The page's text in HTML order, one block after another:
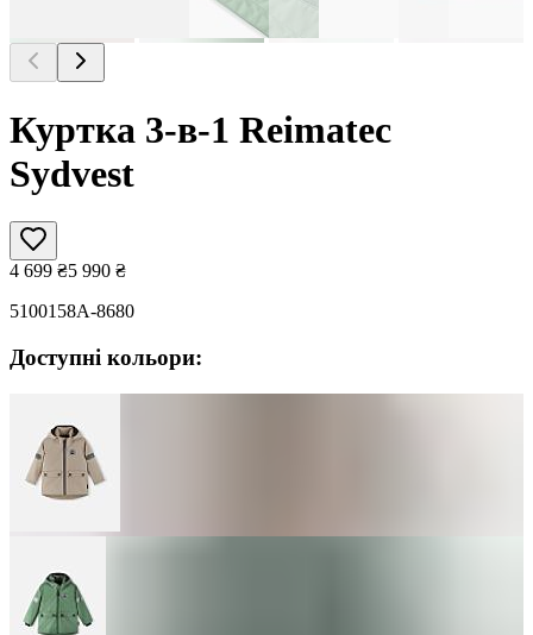
Куртка 3-в-1 Reimatec
Sydvest
4 699 ₴5 990 ₴
5100158A-8680
Доступні кольори: